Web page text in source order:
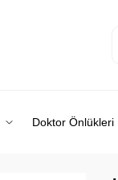
Doktor Önlükleri